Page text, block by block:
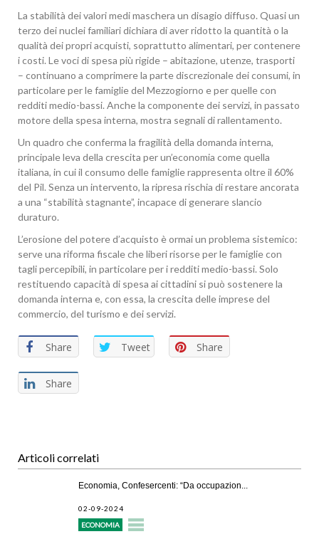
La stabilità dei valori medi maschera un disagio diffuso. Quasi un
terzo dei nuclei familiari dichiara di aver ridotto la quantità o la
qualità dei propri acquisti, soprattutto alimentari, per contenere
i costi. Le voci di spesa più rigide – abitazione, utenze, trasporti
– continuano a comprimere la parte discrezionale dei consumi, in
particolare per le famiglie del Mezzogiorno e per quelle con
redditi medio-bassi. Anche la componente dei servizi, in passato
motore della spesa interna, mostra segnali di rallentamento.
Un quadro che conferma la fragilità della domanda interna,
principale leva della crescita per un’economia come quella
italiana, in cui il consumo delle famiglie rappresenta oltre il 60%
del Pil. Senza un intervento, la ripresa rischia di restare ancorata
a una “stabilità stagnante”, incapace di generare slancio
duraturo.
L’erosione del potere d’acquisto è ormai un problema sistemico:
serve una riforma fiscale che liberi risorse per le famiglie con
tagli percepibili, in particolare per i redditi medio-bassi. Solo
restituendo capacità di spesa ai cittadini si può sostenere la
domanda interna e, con essa, la crescita delle imprese del
commercio, del turismo e dei servizi.
Share Tweet Share
Share
Articoli correlati
Economia, Confesercenti: “Da occupazion...
02-09-2024
ECONOMIA